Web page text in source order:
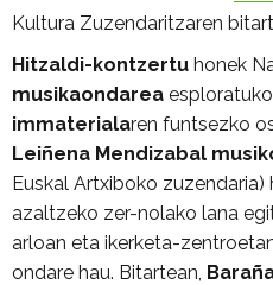
Kultura Zuzendaritzaren
Hitzaldi-kontzertu honek
musikaondarea
immaterialaren funtsezko
Leiñena Mendizabal
Euskal Artxiboko
azaltzeko zer-nolako lana
arloan eta ikerketa-
ondare hau. Bitartean,